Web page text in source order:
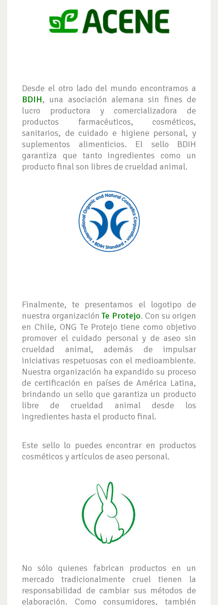
Desde el otro lado del mundo encontramos a
BDIH, una asociación alemana sin fines de
lucro productora y comercializadora de
productos farmacéuticos, cosméticos,
sanitarios, de cuidado e higiene personal, y
suplementos alimenticios. El sello BDIH
garantiza que tanto ingredientes como un
producto final son libres de crueldad animal.
Finalmente, te presentamos el logotipo de
nuestra organizaciónTe Protejo. Con su origen
en Chile, ONG Te Protejo tiene como objetivo
promover el cuidado personal y de aseo sin
crueldad animal, además de impulsar
iniciativas respetuosas con el medioambiente.
Nuestra organización ha expandido su proceso
de certificación en países de América Latina,
brindando un sello que garantiza un producto
libre de crueldad animal desde los
ingredientes hasta el producto final.
Este sello lo puedes encontrar en productos
cosméticos y artículos de aseo personal.
No sólo quienes fabrican productos en un
mercado tradicionalmente cruel tienen la
responsabilidad de cambiar sus métodos de
elaboración. Como consumidores, también